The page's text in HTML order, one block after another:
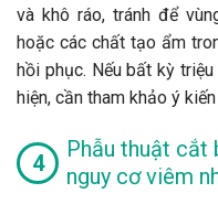
và khô ráo, tránh để
hoặc các chất tạo ẩm
hồi phục. Nếu bất kỳ
hiện, cần tham khảo ý
Phẫu thuật cắt
nguy cơ viêm